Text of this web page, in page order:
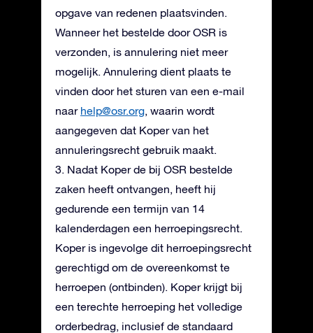
opgave van redenen plaatsvinden.
Wanneer het bestelde door OSR is
verzonden, is annulering niet meer
mogelijk. Annulering dient plaats te
vinden door het sturen van een e-mail
naar help@osr.org, waarin wordt
aangegeven dat Koper van het
annuleringsrecht gebruik maakt.
3. Nadat Koper de bij OSR bestelde
zaken heeft ontvangen, heeft hij
gedurende een termijn van 14
kalenderdagen een herroepingsrecht.
Koper is ingevolge dit herroepingsrecht
gerechtigd om de overeenkomst te
herroepen (ontbinden). Koper krijgt bij
een terechte herroeping het volledige
orderbedrag, inclusief de standaard